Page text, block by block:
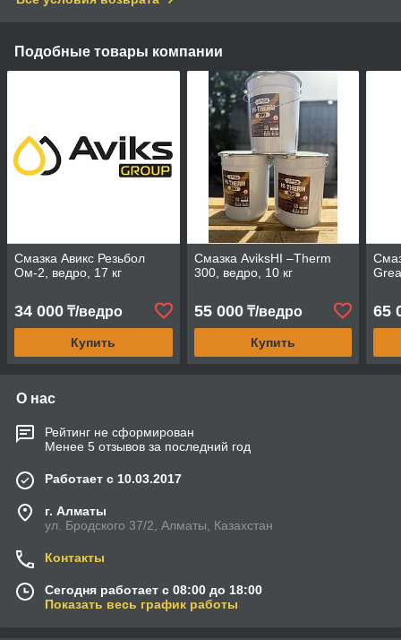
Подобные товары компании
Смазка Авикс Резьбол
Ом-2, ведро, 17 кг
34 000 ₸/ведро
Купить
Смазка AviksHI –Therm
300, ведро, 10 кг
55 000₸/ведро
Купить
65
О нас
Рейтинг не сформирован
Менее 5 отзывов за последний год
Работает с 10.03.2017
г. Алматы
ул. Бродского 37/2, Алматы, Казахстан
Контакты
Сегодня работает с 08:00 до 18:00
Показать весь график работы